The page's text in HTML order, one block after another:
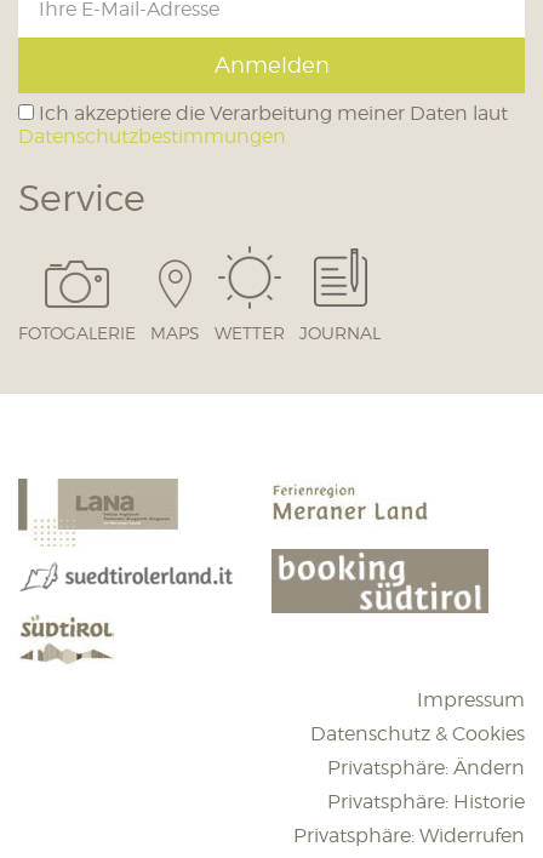
Anmelden
Ich akzeptiere die Verarbeitung meiner Daten laut
Datenschutzbestimmungen
Service
FOTOGALERIE MAPS WETTER JOURNAL
Impressum
Datenschutz & Cookies
Privatsphäre: Ändern
Privatsphäre: Historie
Privatsphäre: Widerrufen